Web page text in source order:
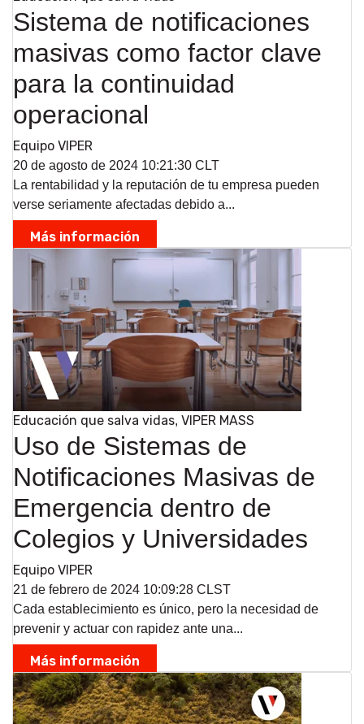
Sistema de notificaciones
masivas como factor clave
para la continuidad
operacional
Equipo VIPER
20 de agosto de 2024 10:21:30 CLT
La rentabilidad y la reputación de tu empresa pueden
verse seriamente afectadas debido a...
Más información
Educación que salva vidas, VIPER MASS
Uso de Sistemas de
Notificaciones Masivas de
Emergencia dentro de
Colegios y Universidades
Equipo VIPER
21 de febrero de 2024 10:09:28 CLST
Cada establecimiento es único, pero la necesidad de
prevenir y actuar con rapidez ante una...
Más información